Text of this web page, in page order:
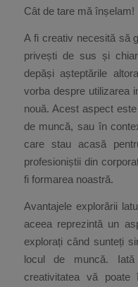
Cât de tare mă înșelam!
A fi creativ necesită să
privești de sus și
depăși așteptările
vorba despre utilizarea
nouă. Acest aspect
de muncă, sau în
care stau acasă
profesioniștii din
fi formarea noastră.
Avantajele explorării
aceea reprezintă un
explorați când sunteți
locul de muncă.
creativitatea vă poate